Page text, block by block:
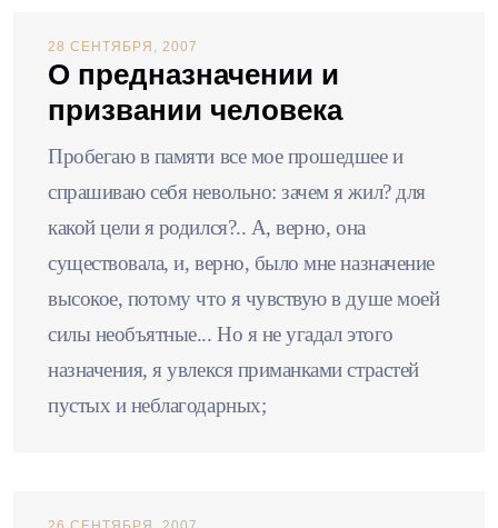
28 СЕНТЯБРЯ, 2007
О предназначении и
призвании человека
Пробегаю в памяти все мое прошедшее и
спрашиваю себя невольно: зачем я жил? для
какой цели я родился?.. А, верно, она
существовала, и, верно, было мне назначение
высокое, потому что я чувствую в душе моей
силы необъятные... Но я не угадал этого
назначения, я увлекся приманками страстей
пустых и неблагодарных;